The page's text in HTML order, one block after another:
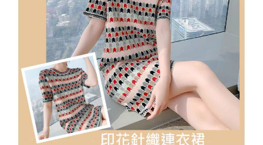
結帳頁面，進行簡訊認證並確認金額後，即可完成結帳。
２．訂單成立數日內，您將收到繳費通知簡訊。
３．收到繳費通知簡訊後14天內，點擊此簡訊中的連結，可透過四大超商／
ATM／網路銀行／等多元方式進行付款，方視為交易完成。
※ 請注意：結帳手續完成當下不需立刻繳費，但若您需要取消訂單，請聯絡
購買商品的店家。未經商家同意取消之訂單仍視為有效，需透過AFTEE先享
後付繳納相關費用。
※ 交易是否成功請以「AFTEE先享後付 」之結帳頁面顯示為準，若有關於
是否繳費成功／繳費後需取消欲退款等相關疑問，請聯繫「AFTEE先享後付
客戶支援中心」https://netprotections.freshdesk.com/support/home
【注意事項】
１．透過由恩沛科技股份有限公司提供之「AFTEE先享後付」服務完成之交
易，需依本服務之必要範圍內提供個人資料，並將交易相關給付款項請求債
付款後全家取貨
每筆NT$79，滿NT$599(含以上)免運費
7-11取貨付款
每筆NT$79，滿NT$1,000(含以上)免運費
付款後7-11取貨
每筆NT$79，滿NT$1,000(含以上)免運費
每筆NT$90，滿NT$1,000(含以上)免運費